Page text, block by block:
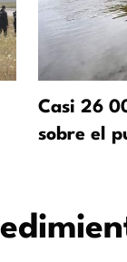
Casi 26
sobre el